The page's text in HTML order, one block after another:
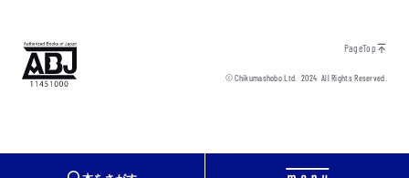
PageTop
© Chikumashobo Ltd.2024 All Rights Reserved.